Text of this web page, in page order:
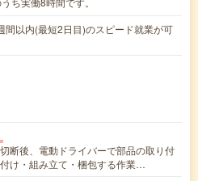
間以内(最短2日目)のスピード就業が可
断後、電動ドライバーで部品の取り付
け・組み立て・梱包する作業…